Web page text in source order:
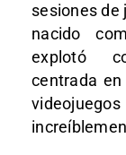
sesiones de
nacido
explotó
centrada